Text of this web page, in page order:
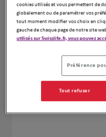
Naviguer
cookies utilisés et vous permettent de
globalement ou de paramétrer vos
tout moment modifier vos choix en
gauche de chaque page de notre site
utilisés sur Swisslife.fr, vous pouvez
Préférence
Tout refuser